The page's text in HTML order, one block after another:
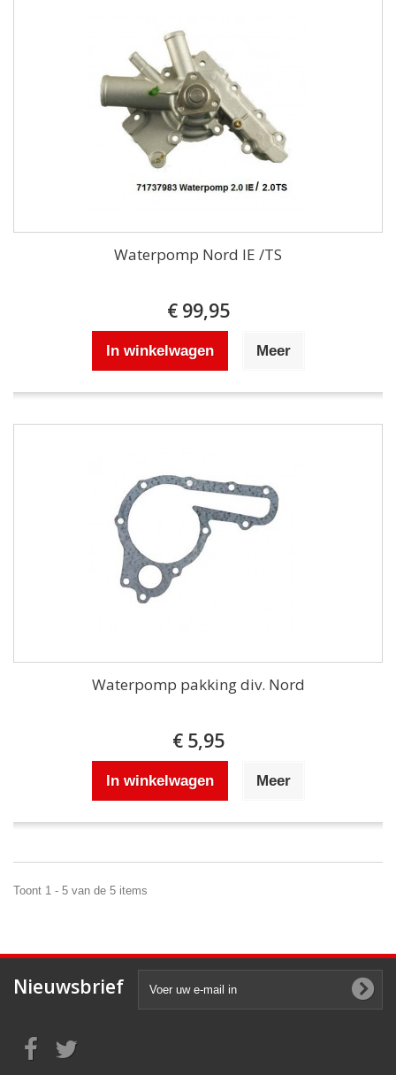
Waterpomp Nord IE /TS
€ 99,95
In winkelwagen Meer
Waterpomp pakking div. Nord
€ 5,95
In winkelwagen Meer
Toont 1 - 5 van de 5 items
Nieuwsbrief